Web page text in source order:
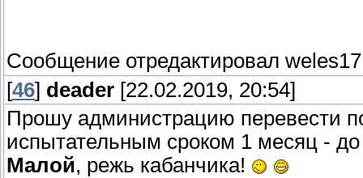
Сообщение отредактировал weles17
[46] deader [22.02.2019, 20:54]
Прошу администрацию перевести
испытательным сроком 1 месяц - до
Малой, режь кабанчика!